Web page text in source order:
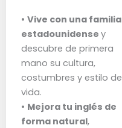
• Vive con una familia
estadounidense y
descubre de primera
mano su cultura,
costumbres y estilo de
vida.
• Mejora tu inglés de
forma natural,